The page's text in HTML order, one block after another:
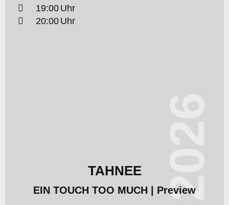
19:00
20:00
TAHNEE
EIN TOUCH TOO MUCH | Preview